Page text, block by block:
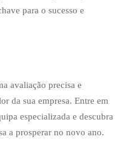
para o sucesso e
avaliação precisa e
da sua empresa. Entre em
especializada e descubra
a prosperar no novo ano.